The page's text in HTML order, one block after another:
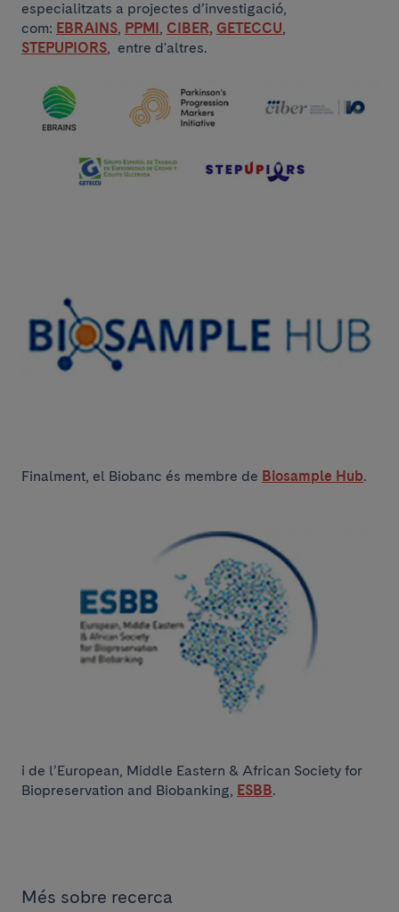
especialitzats a projectes d’investigació,
com: EBRAINS, PPMI, CIBER, GETECCU,
STEPUPIORS, entre d'altres.
Finalment, el Biobanc és membre de Biosample Hub.
i de l’European, Middle Eastern & African Society for
Biopreservation and Biobanking, ESBB.
Més sobre recerca